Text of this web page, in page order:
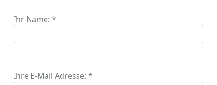
Ihr Name: *
Ihre E-Mail Adresse: *